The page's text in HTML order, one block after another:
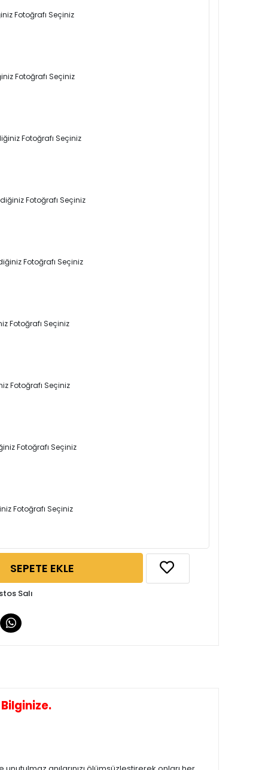
Fotoğrafı Seçiniz
Fotoğrafı Seçiniz
Fotoğrafı Seçiniz
Fotoğrafı Seçiniz
Fotoğrafı Seçiniz
Fotoğrafı Seçiniz
Fotoğrafı Seçiniz
Fotoğrafı Seçiniz
Fotoğrafı Seçiniz
SEPETE EKLE
Salı
Bilginize.